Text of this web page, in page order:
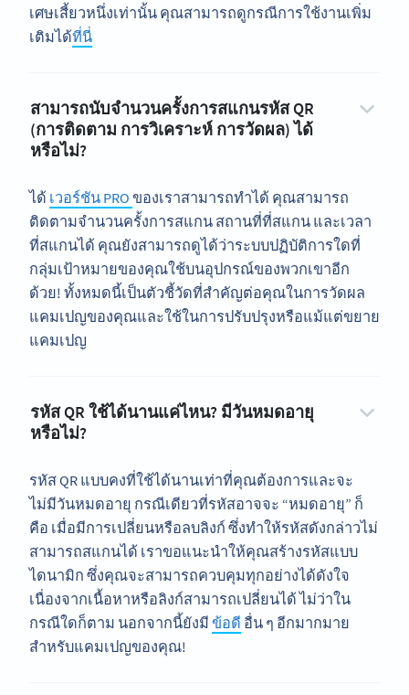
เศษเสี้ยวหนึ่งเท่านั้น คุณสามารถดูกรณีการใช้งานเพิ่ม
เติมได้ที่นี่
สามารถนับจำนวนครั้งการสแกนรหัส QR
(การติดตาม การวิเคราะห์ การวัดผล) ได้
หรือไม่?
ได้ เวอร์ชัน PRO ของเราสามารถทำได้ คุณสามารถ
ติดตามจำนวนครั้งการสแกน สถานที่ที่สแกน และเวลา
ที่สแกนได้ คุณยังสามารถดูได้ว่าระบบปฏิบัติการใดที่
กลุ่มเป้าหมายของคุณใช้บนอุปกรณ์ของพวกเขาอีก
ด้วย! ทั้งหมดนี้เป็นตัวชี้วัดที่สำคัญต่อคุณในการวัดผล
แคมเปญของคุณและใช้ในการปรับปรุงหรือแม้แต่ขยาย
แคมเปญ
รหัส QR ใช้ได้นานแค่ไหน? มีวันหมดอายุ
หรือไม่?
รหัส QR แบบคงที่ใช้ได้นานเท่าที่คุณต้องการและจะ
ไม่มีวันหมดอายุ กรณีเดียวที่รหัสอาจจะ “หมดอายุ” ก็
คือ เมื่อมีการเปลี่ยนหรือลบลิงก์ ซึ่งทำให้รหัสดังกล่าวไม่
สามารถสแกนได้ เราขอแนะนำให้คุณสร้างรหัสแบบ
ไดนามิก ซึ่งคุณจะสามารถควบคุมทุกอย่างได้ดังใจ
เนื่องจากเนื้อหาหรือลิงก์สามารถเปลี่ยนได้ ไม่ว่าใน
กรณีใดก็ตาม นอกจากนี้ยังมี ข้อดี อื่น ๆ อีกมากมาย
สำหรับแคมเปญของคุณ!